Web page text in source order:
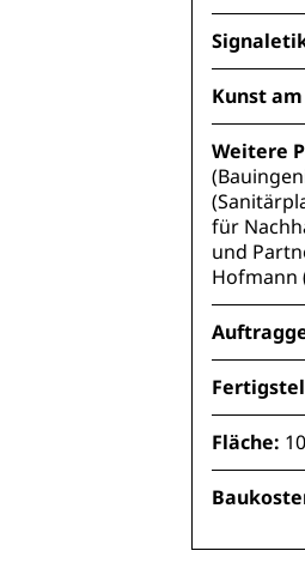
Kunst
Weitere
für
und
Hofmann
Fläche: